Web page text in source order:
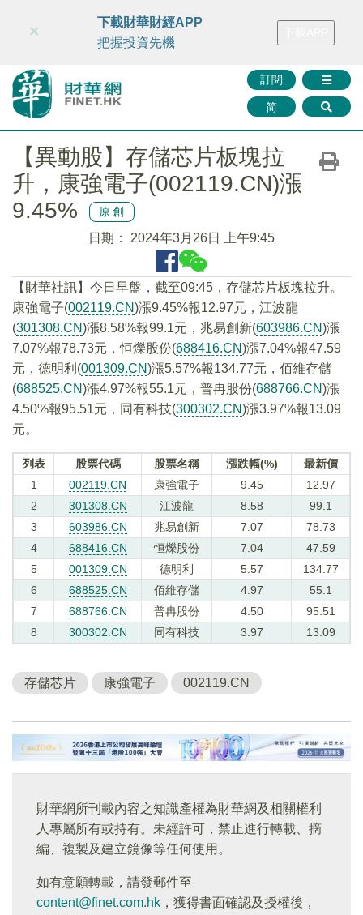
財華智庫網 FINTV FINMETA 財華證券 媒體矩陣
訂閱
简
×
下載財華財經APP
把握投資先機
【異動股】存儲芯片板塊拉
升，康強電子(002119.CN)漲
9.45%
原創
日期： 2024年3月26日 上午9:45
【財華社訊】今日早盤，截至09:45，存儲芯片板塊拉升。
康強電子(002119.CN)漲9.45%報12.97元，江波龍
(301308.CN)漲8.58%報99.1元，兆易創新(603986.CN)漲
7.07%報78.73元，恒爍股份(688416.CN)漲7.04%報47.59
元，德明利(001309.CN)漲5.57%報134.77元，佰維存儲
(688525.CN)漲4.97%報55.1元，普冉股份(688766.CN)漲
4.50%報95.51元，同有科技(300302.CN)漲3.97%報13.09
元。
列表 股票代碼 股票名稱 漲跌幅(%)
最新價
1
002119.CN 康強電子 9.45
12.97
2
301308.CN 江波龍 8.58
99.1
3
603986.CN 兆易創新 7.07
78.73
4
688416.CN 恒爍股份 7.04
47.59
5
001309.CN 德明利 5.57
134.77
6
688525.CN 佰維存儲 4.97
55.1
7
688766.CN 普冉股份 4.50
95.51
8
300302.CN 同有科技 3.97 13.09
存儲芯片 康強電子 002119.CN
財華網所刊載內容之知識產權為財華網及相關權利
人專屬所有或持有。未經許可，禁止進行轉載、摘
編、複製及建立鏡像等任何使用。
如有意願轉載，請發郵件至
content@finet.com.hk ，獲得書面確認及授權後，